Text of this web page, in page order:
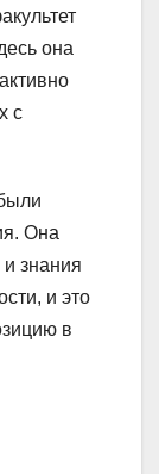
она
с
Она
знания
и это
в